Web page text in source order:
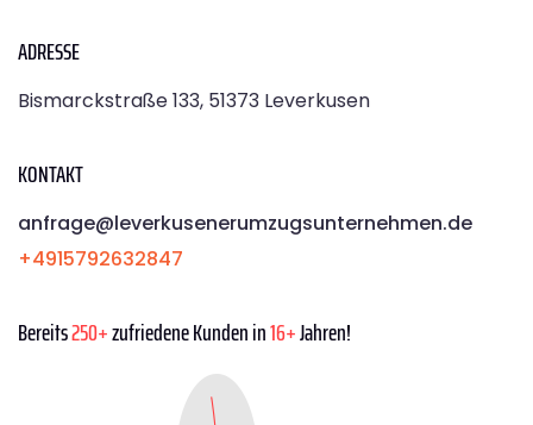
ADRESSE
Bismarckstraße 133, 51373 Leverkusen
KONTAKT
anfrage@leverkusenerumzugsunternehmen.de
+4915792632847
Bereits250+zufriedene Kunden in16+Jahren!